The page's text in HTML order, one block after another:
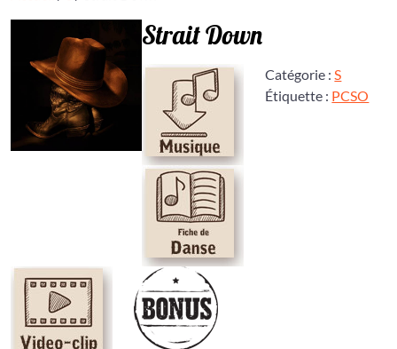
Strait Down
Catégorie :S
Étiquette : PCSO